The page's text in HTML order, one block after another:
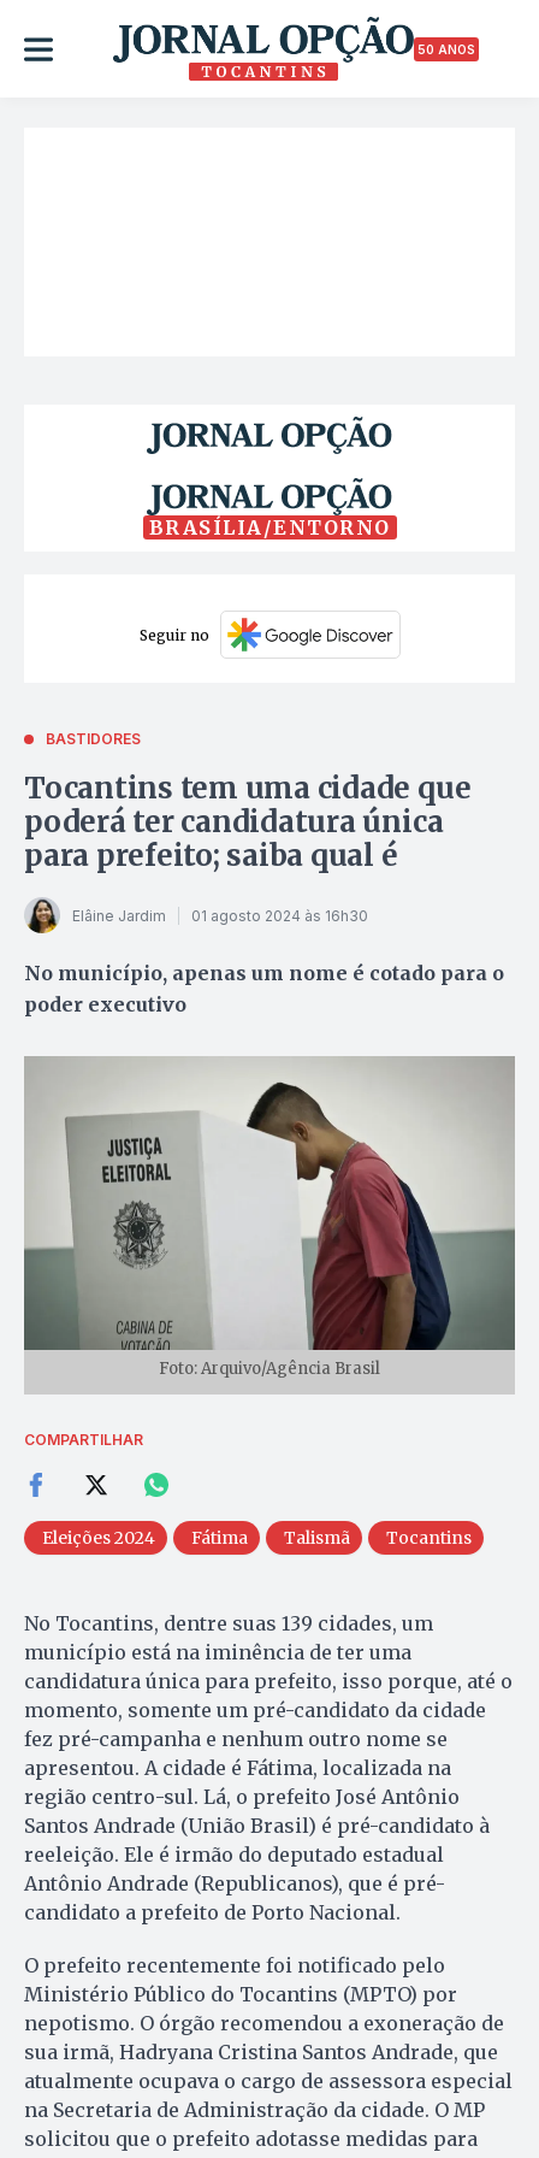
50 ANOS
BRASÍLIA/ENTORNO
Seguir no
BASTIDORES
Tocantins tem uma cidade que
poderá ter candidatura única
para prefeito; saiba qual é
Elâine Jardim 01 agosto 2024 às 16h30
No município, apenas um nome é cotado para o
poder executivo
Foto: Arquivo/Agência Brasil
COMPARTILHAR
Eleições 2024 Fátima Talismã Tocantins
No Tocantins, dentre suas 139 cidades, um
município está na iminência de ter uma
candidatura única para prefeito, isso porque, até o
momento, somente um pré-candidato da cidade
fez pré-campanha e nenhum outro nome se
apresentou. A cidade é Fátima, localizada na
região centro-sul. Lá, o prefeito José Antônio
Santos Andrade (União Brasil) é pré-candidato à
reeleição. Ele é irmão do deputado estadual
Antônio Andrade (Republicanos), que é pré-
candidato a prefeito de Porto Nacional.
O prefeito recentemente foi notificado pelo
Ministério Público do Tocantins (MPTO) por
nepotismo. O órgão recomendou a exoneração de
sua irmã, Hadryana Cristina Santos Andrade, que
atualmente ocupava o cargo de assessora especial
na Secretaria de Administração da cidade. O MP
solicitou que o prefeito adotasse medidas para